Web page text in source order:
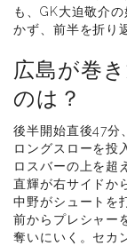
も、GK大迫敬介
かず、前半を折り
広島が巻
のは？
後半開始直後47分
ロングスローを投
ロスバーの上を超
直輝が右サイドか
中野がシュートを
前からプレシャー
奪いにいく。セカ